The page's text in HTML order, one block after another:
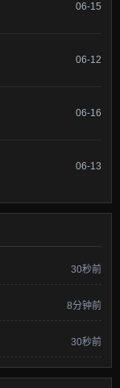
06-15
06-12
06-16
06-13
30秒前
8分钟前
30秒前